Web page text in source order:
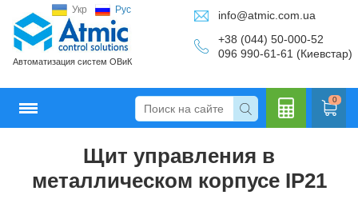
Укр Рус
Автоматизация систем ОВиК
info@atmic.com.ua
+38 (044) 50-000-52
096 990-61-61 (Киевстар)
0
Щит управления в
металлическом корпусе IP21